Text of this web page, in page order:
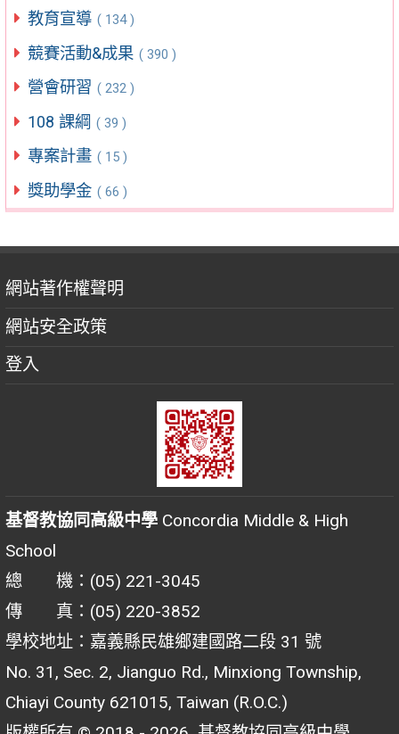
教育宣導 ( 134 )
競賽活動&成果 ( 390 )
營會研習 ( 232 )
108 課綱 ( 39 )
專案計畫 ( 15 )
獎助學金 ( 66 )
網站著作權聲明
網站安全政策
登入
基督教協同高級中學 Concordia Middle & High
School
總 機：(05) 221-3045
傳 真：(05) 220-3852
學校地址：嘉義縣民雄鄉建國路二段 31 號
No. 31, Sec. 2, Jianguo Rd., Minxiong Township,
Chiayi County 621015, Taiwan (R.O.C.)